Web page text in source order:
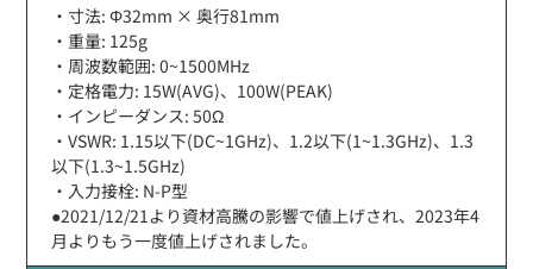
・寸法: Φ32mm × 奥行81mm
・重量: 125g
・周波数範囲: 0~1500MHz
・定格電力: 15W(AVG)、100W(PEAK)
・インピーダンス: 50Ω
・VSWR: 1.15以下(DC~1GHz)、1.2以下(1~1.3GHz)、1.3
以下(1.3~1.5GHz)
・入力接栓: N-P型
●2021/12/21より資材高騰の影響で値上げされ、2023年4
月よりもう一度値上げされました。